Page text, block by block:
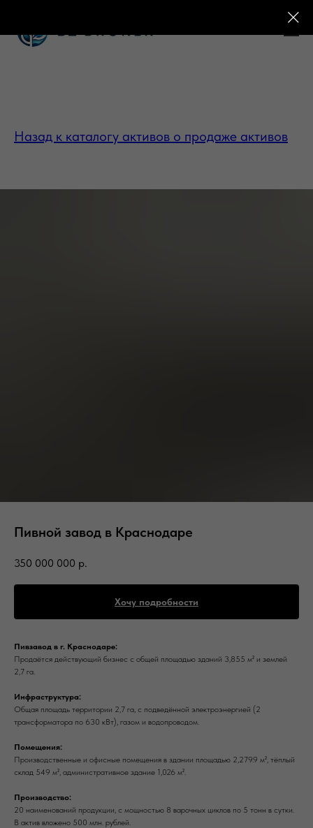
Назад к каталогу активов о продаже активов
Пивной завод в Краснодаре
350 000 000 р.
Хочу подробности
Пивзавод в г. Краснодаре:
Продаётся действующий бизнес с общей площадью зданий 3,855 м² и землей
2,7 га.
Инфраструктура:
Общая площадь территории 2,7 га, с подведённой электроэнергией (2
трансформатора по 630 кВт), газом и водопроводом.
Помещения:
Производственные и офисные помещения в здании площадью 2,279.9 м², тёплый
склад 549 м², административное здание 1,026 м².
Производство:
20 наименований продукции, с мощностью 8 варочных циклов по 5 тонн в сутки.
В актив вложено 500 млн. рублей.